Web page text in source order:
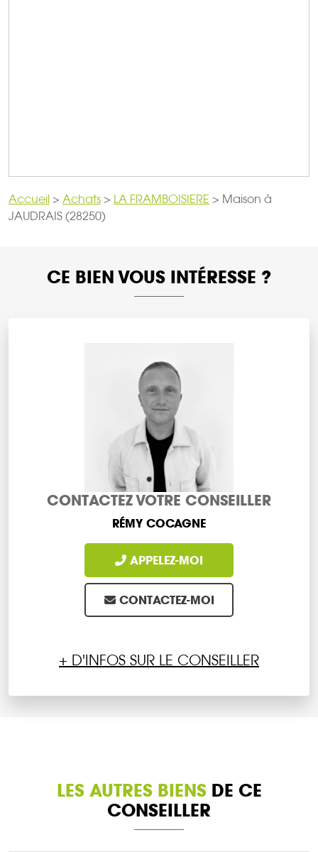
Accueil > Achats > LA FRAMBOISIERE > Maison à
JAUDRAIS (28250)
CE BIEN VOUS INTÉRESSE ?
CONTACTEZ VOTRE CONSEILLER
RÉMY COCAGNE
APPELEZ-MOI
CONTACTEZ-MOI
+ D'INFOS SUR LE CONSEILLER
LES AUTRES BIENSDE CE
CONSEILLER